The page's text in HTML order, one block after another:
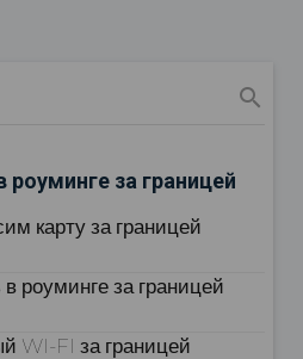
роуминге за границей
карту за границей
роуминге за границей
WI-FI за границей